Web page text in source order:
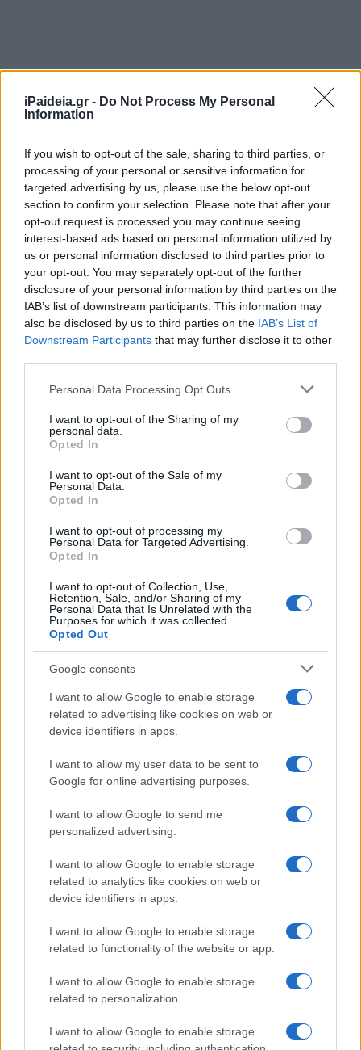
iPaideia.gr - Do Not Process My Personal
Information
If you wish to opt-out of the sale, sharing to third parties, or
processing of your personal or sensitive information for
targeted advertising by us, please use the below opt-out
section to confirm your selection. Please note that after your
opt-out request is processed you may continue seeing
interest-based ads based on personal information utilized by
us or personal information disclosed to third parties prior to
your opt-out. You may separately opt-out of the further
disclosure of your personal information by third parties on the
IAB’s list of downstream participants. This information may
also be disclosed by us to third parties on the IAB’s List of
Downstream Participants that may further disclose it to other
Please note that this website/app uses one or more Google
not limited to your visit or usage behaviour. You may click to
grant or deny consent to Google and its third-party tags to
use your data for below specified purposes in below Google
consent section.
Personal Data Processing Opt Outs
I want to opt-out of the Sharing of my
personal data.
Opted In
I want to opt-out of the Sale of my
Personal Data.
Opted In
I want to opt-out of processing my
Personal Data for Targeted Advertising.
Opted In
I want to opt-out of Collection, Use,
Retention, Sale, and/or Sharing of my
Personal Data that Is Unrelated with the
Purposes for which it was collected.
Opted Out
Google consents
I want to allow Google to enable storage
related to advertising like cookies on web or
device identifiers in apps.
I want to allow my user data to be sent to
Google for online advertising purposes.
I want to allow Google to send me
personalized advertising.
I want to allow Google to enable storage
related to analytics like cookies on web or
device identifiers in apps.
I want to allow Google to enable storage
related to functionality of the website or app.
I want to allow Google to enable storage
related to personalization.
I want to allow Google to enable storage
Ο εμβολιασμός της εγκύου μεταξύ της 27ης και 36ης
αντισωμάτων στο έμβρυο, προστατεύοντάς το κατά τους
πρώτους μήνες της ζωής του που είναι «ανοχύρωτο».
χαμηλά. Σύμφωνα με έρευνα που πραγματοποιήθηκε σε
δύο μεγάλα νοσοκομεία της Αθήνας, μόλις 3,8 στις 10
εγκύους είχαν εμβολιαστεί για διφθερίτιδα-τέτανο-
κοκκύτη, ενώ για άλλα εμβόλια που αφορούν την
εγκυμοσύνη τα ποσοστά είναι ακόμη χαμηλότερα.
Τα εμβόλια που συνιστώνται στις εγκύους
Τα εμβόλια που συνιστώνται κατά την κύηση από την
τα νεογνά από σοβαρές λοιμώξεις.
• Γρίπη: Προστατεύει τόσο τη μητέρα όσο και το βρέφος.
• Αναπνευστικό συγκυτιακό ιό (RSV): Κρίσιμο για τη
μείωση της θνησιμότητας στα νεογνά.
• COVID-19: Μειώνει τις πιθανότητες σοβαρής νόσησης
Κατά τη διάρκεια της εγκυμοσύνης, ιδιαίτερα στο τρίτο
σοβαρής νόσησης. Είναι χαρακτηριστικό ότι η θνητότητα
από γρίπη σε έγκυες είναι τριπλάσια σε σχέση με άλλες
γυναίκες της ίδιας ηλικίας. Συνεπώς, η πρόληψη μέσω
εμβολιασμού είναι η πιο αποτελεσματική στρατηγική.